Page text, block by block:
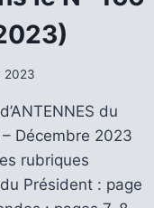
2023
du
Décembre 2023
rubriques
Président : page